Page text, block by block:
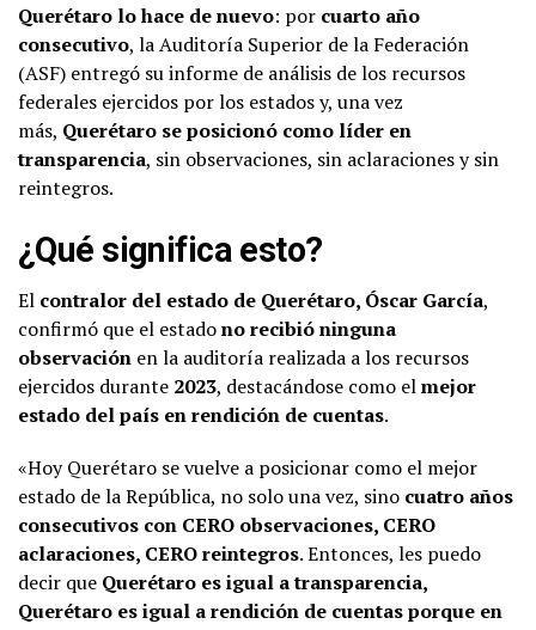
Querétaro lo hace de nuevo: por cuarto año
consecutivo, la Auditoría Superior de la Federación
(ASF) entregó su informe de análisis de los recursos
federales ejercidos por los estados y, una vez
más, Querétaro se posicionó como líder en
transparencia, sin observaciones, sin aclaraciones y sin
reintegros.
¿Qué significa esto?
El contralor del estado de Querétaro, Óscar García,
confirmó que el estadono recibió ninguna
observación en la auditoría realizada a los recursos
ejercidos durante 2023, destacándose como elmejor
estado del país en rendición de cuentas.
«Hoy Querétaro se vuelve a posicionar como el mejor
estado de la República, no solo una vez, sino cuatro años
consecutivos con CERO observaciones, CERO
aclaraciones, CERO reintegros. Entonces, les puedo
decir que Querétaro es igual a transparencia,
Querétaro es igual a rendición de cuentas porque en